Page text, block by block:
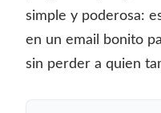
simple y poderosa:
en un email bonito
sin perder a quien